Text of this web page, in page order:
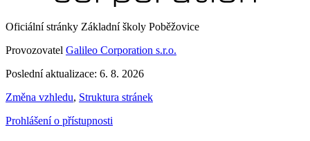
Oficiální stránky Základní školy Poběžovice
Provozovatel Galileo Corporation s.r.o.
Poslední aktualizace: 6. 8. 2026
Změna vzhledu, Struktura stránek
Prohlášení o přístupnosti